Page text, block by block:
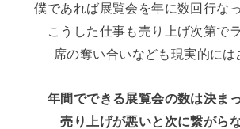
僕であれば展覧会を年に数回行な
こうした仕事も売り上げ次第で
席の奪い合いなども現実的には
年間でできる展覧会の数は決ま
売り上げが悪いと次に繋がら